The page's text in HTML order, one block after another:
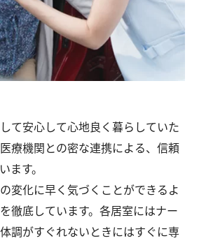
て安心して心地良く暮らしていた
療機関との密な連携による、信頼
ます。
変化に早く気づくことができるよ
徹底しています。各居室にはナー
調がすぐれないときにはすぐに専